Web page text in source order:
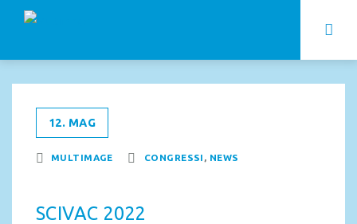
12. MAG
MULTIMAGE CONGRESSI , NEWS
SCIVAC 2022